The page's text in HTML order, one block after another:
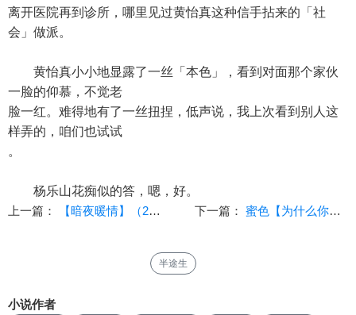
离开医院再到诊所，哪里见过黄怡真这种信手拈来的「社
会」做派。
黄怡真小小地显露了一丝「本色」，看到对面那个家伙
一脸的仰慕，不觉老
脸一红。难得地有了一丝扭捏，低声说，我上次看到别人这
样弄的，咱们也试试
。
杨乐山花痴似的答，嗯，好。
上一篇：
【暗夜暖情】（29-30）还要啥自行车 下一篇： 蜜色【为什么你们每个人都想上小弟弟我】（十五）
半途生
小说作者